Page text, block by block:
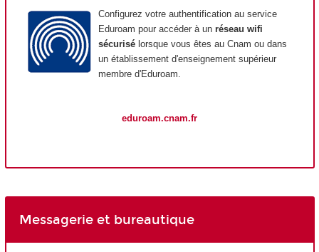
Configurez votre authentification au service
Eduroam pour accéder à un réseau wifi
sécurisé lorsque vous êtes au Cnam ou dans
un établissement d'enseignement supérieur
membre d'Eduroam.
eduroam.cnam.fr
Messagerie et bureautique